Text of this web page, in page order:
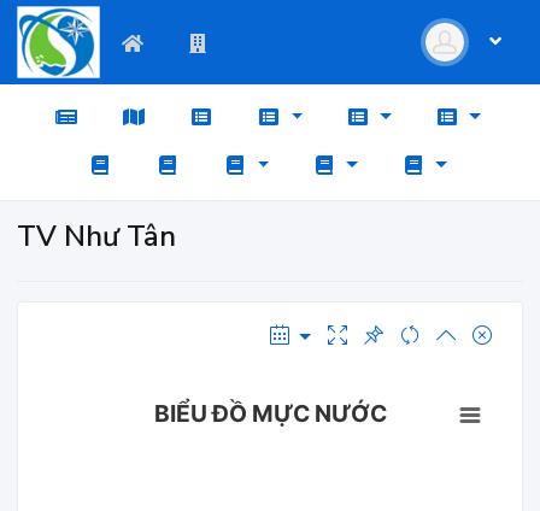
TV Như Tân
BIỂU ĐỒ MỰC NƯỚC